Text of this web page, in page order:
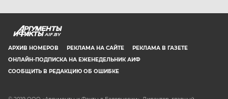
AIF.BY
АРХИВ НОМЕРОВ РЕКЛАМА НА САЙТЕ
РЕКЛАМА В ГАЗЕТЕ
ОНЛАЙН-ПОДПИСКА НА ЕЖЕНЕДЕЛЬНИК АИФ
СООБЩИТЬ В РЕДАКЦИЮ ОБ ОШИБКЕ